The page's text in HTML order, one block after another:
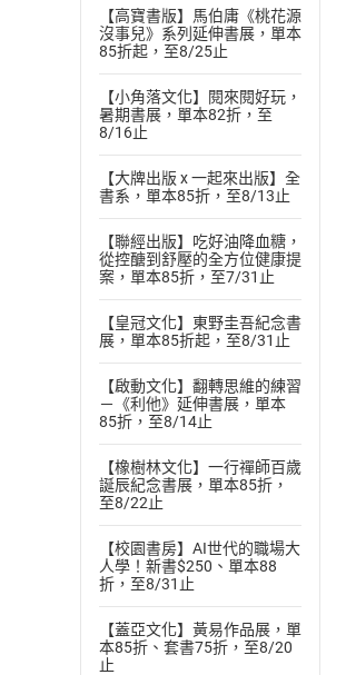
【高寶書版】馬伯庸《桃花源
沒事兒》系列延伸書展，單本
85折起，至8/25止
【小角落文化】閱來閱好玩，
暑期書展，單本82折，至
8/16止
【大牌出版 x 一起來出版】全
書系，單本85折，至8/13止
【聯經出版】吃好油降血糖，
從控醣到舒壓的全方位健康提
案，單本85折，至7/31止
【皇冠文化】東野圭吾紀念書
展，單本85折起，至8/31止
【啟動文化】翻轉思維的練習
－《利他》延伸書展，單本
85折，至8/14止
【橡樹林文化】一行禪師百歲
誕辰紀念書展，單本85折，
至8/22止
【校園書房】AI世代的職場大
人學！新書$250、單本88
折，至8/31止
【蓋亞文化】黃易作品展，單
本85折、套書75折，至8/20
止